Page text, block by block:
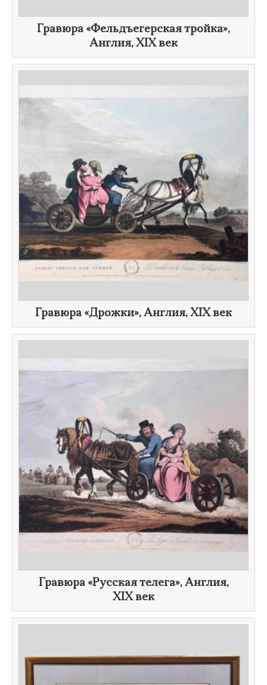
Гравюра «Фельдъегерская тройка​»,
Англия, XIX век
Гравюра «Дрожки», Англия, XIX век
​Гравюра «Русская телега», Англия,
XIX век